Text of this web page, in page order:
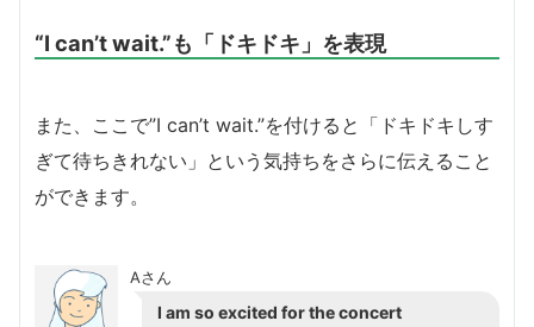
“I can’t wait.”も「ドキドキ」を表現
また、ここで”I can’t wait.”を付けると「ドキドキしす
ぎて待ちきれない」という気持ちをさらに伝えること
ができます。
Aさん
I am so excited for the concert